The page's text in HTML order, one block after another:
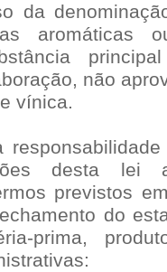
da
aromáticas
não
vínica.
desta lei
previstos
do
prima,